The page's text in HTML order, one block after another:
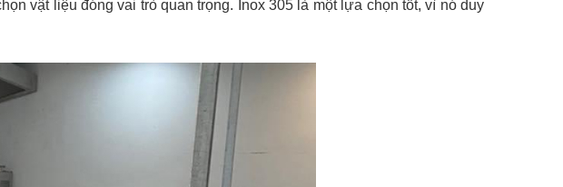
vật liệu đóng vai trò quan trọng. Inox 305 là một lựa chọn tốt, vì nó duy